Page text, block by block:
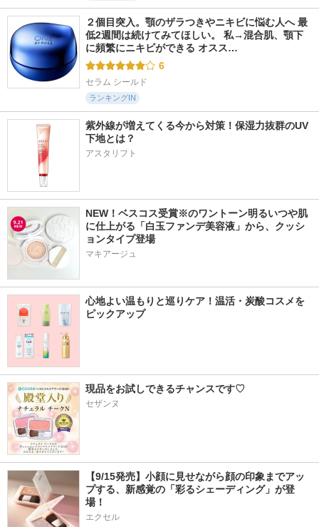
２個目突入。顎のザラつきやニキビに悩む人へ 最
低2週間は続けてみてほしい。 私→混合肌、顎下
に頻繁にニキビができる オスス…
6
セラム シールド
ランキングIN
紫外線が増えてくる今から対策！保湿力抜群のUV
下地とは？
アスタリフト
NEW！ベスコス受賞※のワントーン明るいつや肌
に仕上がる「白玉ファンデ美容液」から、クッシ
ョンタイプ登場
マキアージュ
心地よい温もりと巡りケア！温活・炭酸コスメを
ピックアップ
現品をお試しできるチャンスです♡
セザンヌ
【9/15発売】小顔に見せながら顔の印象までアッ
プする、新感覚の「彩るシェーディング」が登
場！
エクセル